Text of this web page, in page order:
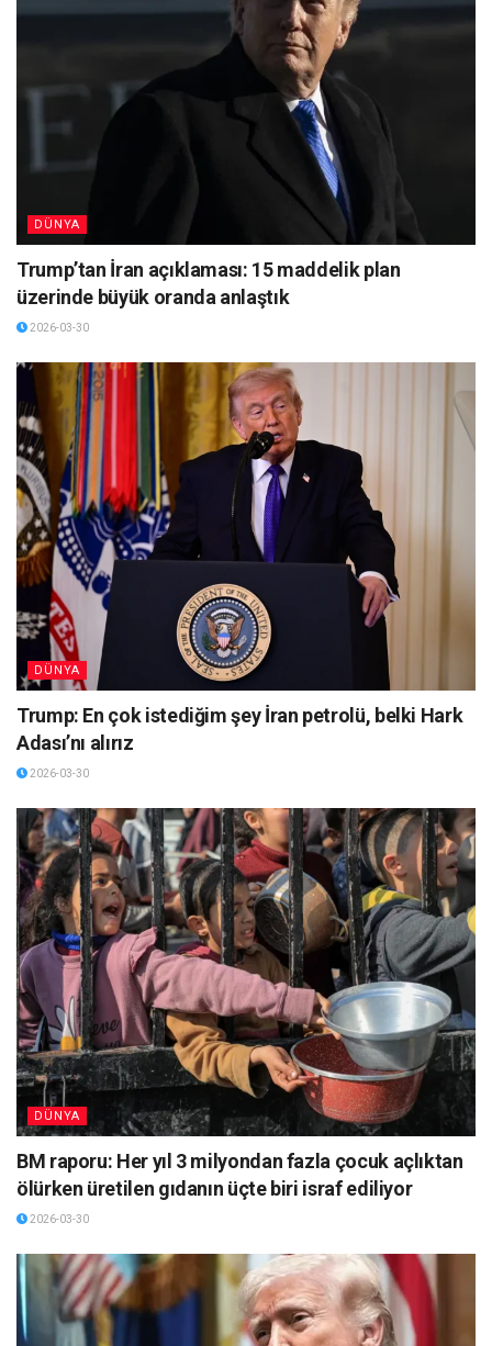
DÜNYA
Trump’tan İran açıklaması: 15 maddelik plan
üzerinde büyük oranda anlaştık
2026-03-30
DÜNYA
Trump: En çok istediğim şey İran petrolü, belki Hark
Adası’nı alırız
2026-03-30
DÜNYA
BM raporu: Her yıl 3 milyondan fazla çocuk açlıktan
ölürken üretilen gıdanın üçte biri israf ediliyor
2026-03-30